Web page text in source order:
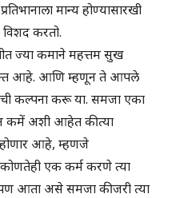
मान्य होण्यासारखी
विशद करतो.
ज्या कमाने महत्तम सुख
युक्त आहे. आणि म्हणून ते आपले
कल्पना करू या. समजा एका
कमें अशी आहेत की त्या
होणार आहे, म्हणजे
कोणतेही एक कर्म करणे त्या
आता असे समजा की जरी त्या